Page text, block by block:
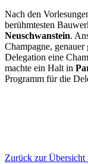
Nach den
berühmtesten
Neuschwanstein.
Champagne, genauer
Delegation eine
machte ein Halt in
Programm für die
Zurück zur Übersicht